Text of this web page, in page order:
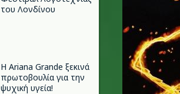
του Λονδίνου
Η Ariana Grande ξεκινά
πρωτοβουλία για την
ψυχική υγεία!